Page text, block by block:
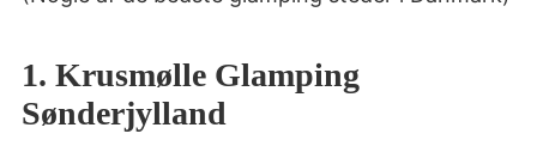
1. Krusmølle Glamping
Sønderjylland